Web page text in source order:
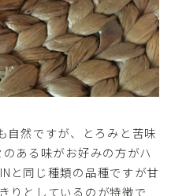
自然ですが、とろみと苦味
のある味がお好みの方がハ
と同じ種類の品種ですが甘
りとしているのが特徴で